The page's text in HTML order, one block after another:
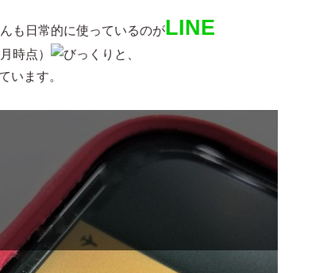
も日常的に使っているのがLINE
時点）
と、
います。